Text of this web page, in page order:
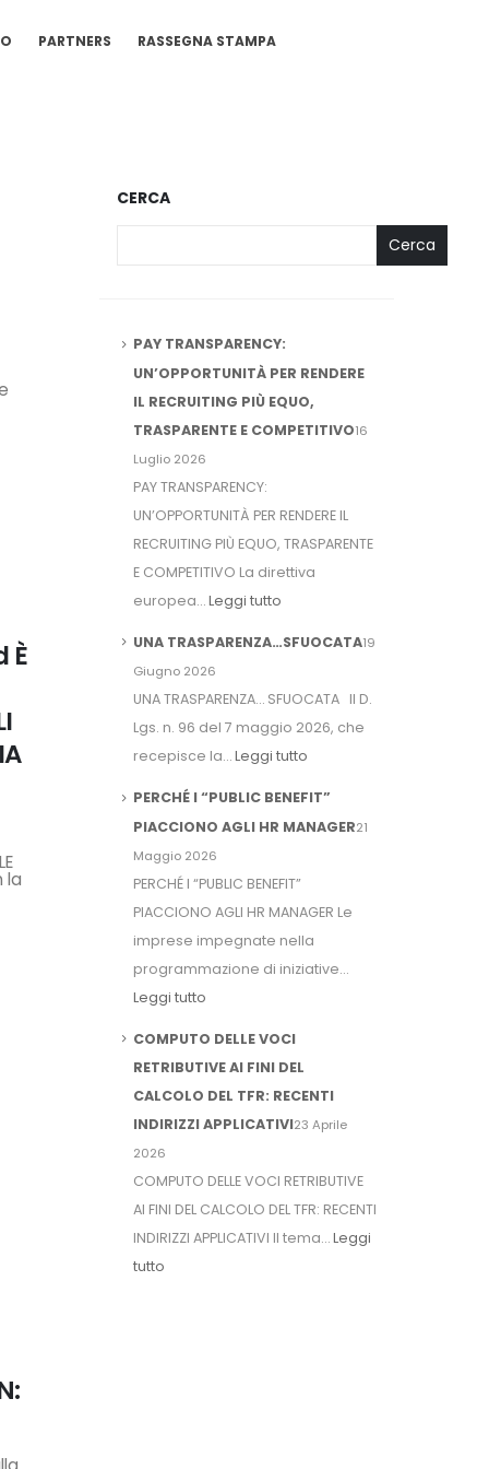
PARTNERS RASSEGNA STAMPA
È
la
CERCA
Cerca
PAY TRANSPARENCY:
UN’OPPORTUNITÀ PER RENDERE
IL RECRUITING PIÙ EQUO,
TRASPARENTE E COMPETITIVO16
Luglio 2026
PAY TRANSPARENCY:
UN’OPPORTUNITÀ PER RENDERE IL
RECRUITING PIÙ EQUO, TRASPARENTE
E COMPETITIVO La direttiva
europea…Leggi tutto
UNA TRASPARENZA…SFUOCATA19
Giugno 2026
UNA TRASPARENZA… SFUOCATA Il D.
Lgs. n. 96 del 7 maggio 2026, che
recepisce la…Leggi tutto
PERCHÉ I “PUBLIC BENEFIT”
PIACCIONO AGLI HR MANAGER21
Maggio 2026
PERCHÉ I “PUBLIC BENEFIT”
PIACCIONO AGLI HR MANAGER Le
imprese impegnate nella
programmazione di iniziative…
Leggi tutto
COMPUTO DELLE VOCI
RETRIBUTIVE AI FINI DEL
CALCOLO DEL TFR: RECENTI
INDIRIZZI APPLICATIVI23 Aprile
2026
COMPUTO DELLE VOCI RETRIBUTIVE
AI FINI DEL CALCOLO DEL TFR: RECENTI
INDIRIZZI APPLICATIVI Il tema…Leggi
tutto